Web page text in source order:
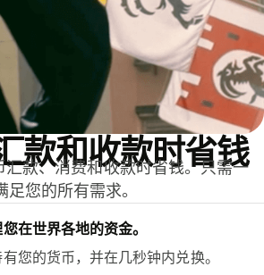
款和收款时省钱
款、消费和收款时省钱。只需一
您的所有需求。
在世界各地的资金。
您的货币，并在几秒钟内兑换。